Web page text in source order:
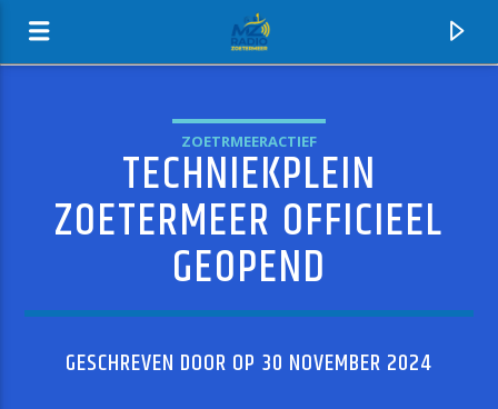
MZ-RADIO
ZOETRMEERACTIEF
TECHNIEKPLEIN
ZOETERMEER OFFICIEEL
GEOPEND
GESCHREVEN DOOR OP 30 NOVEMBER 2024